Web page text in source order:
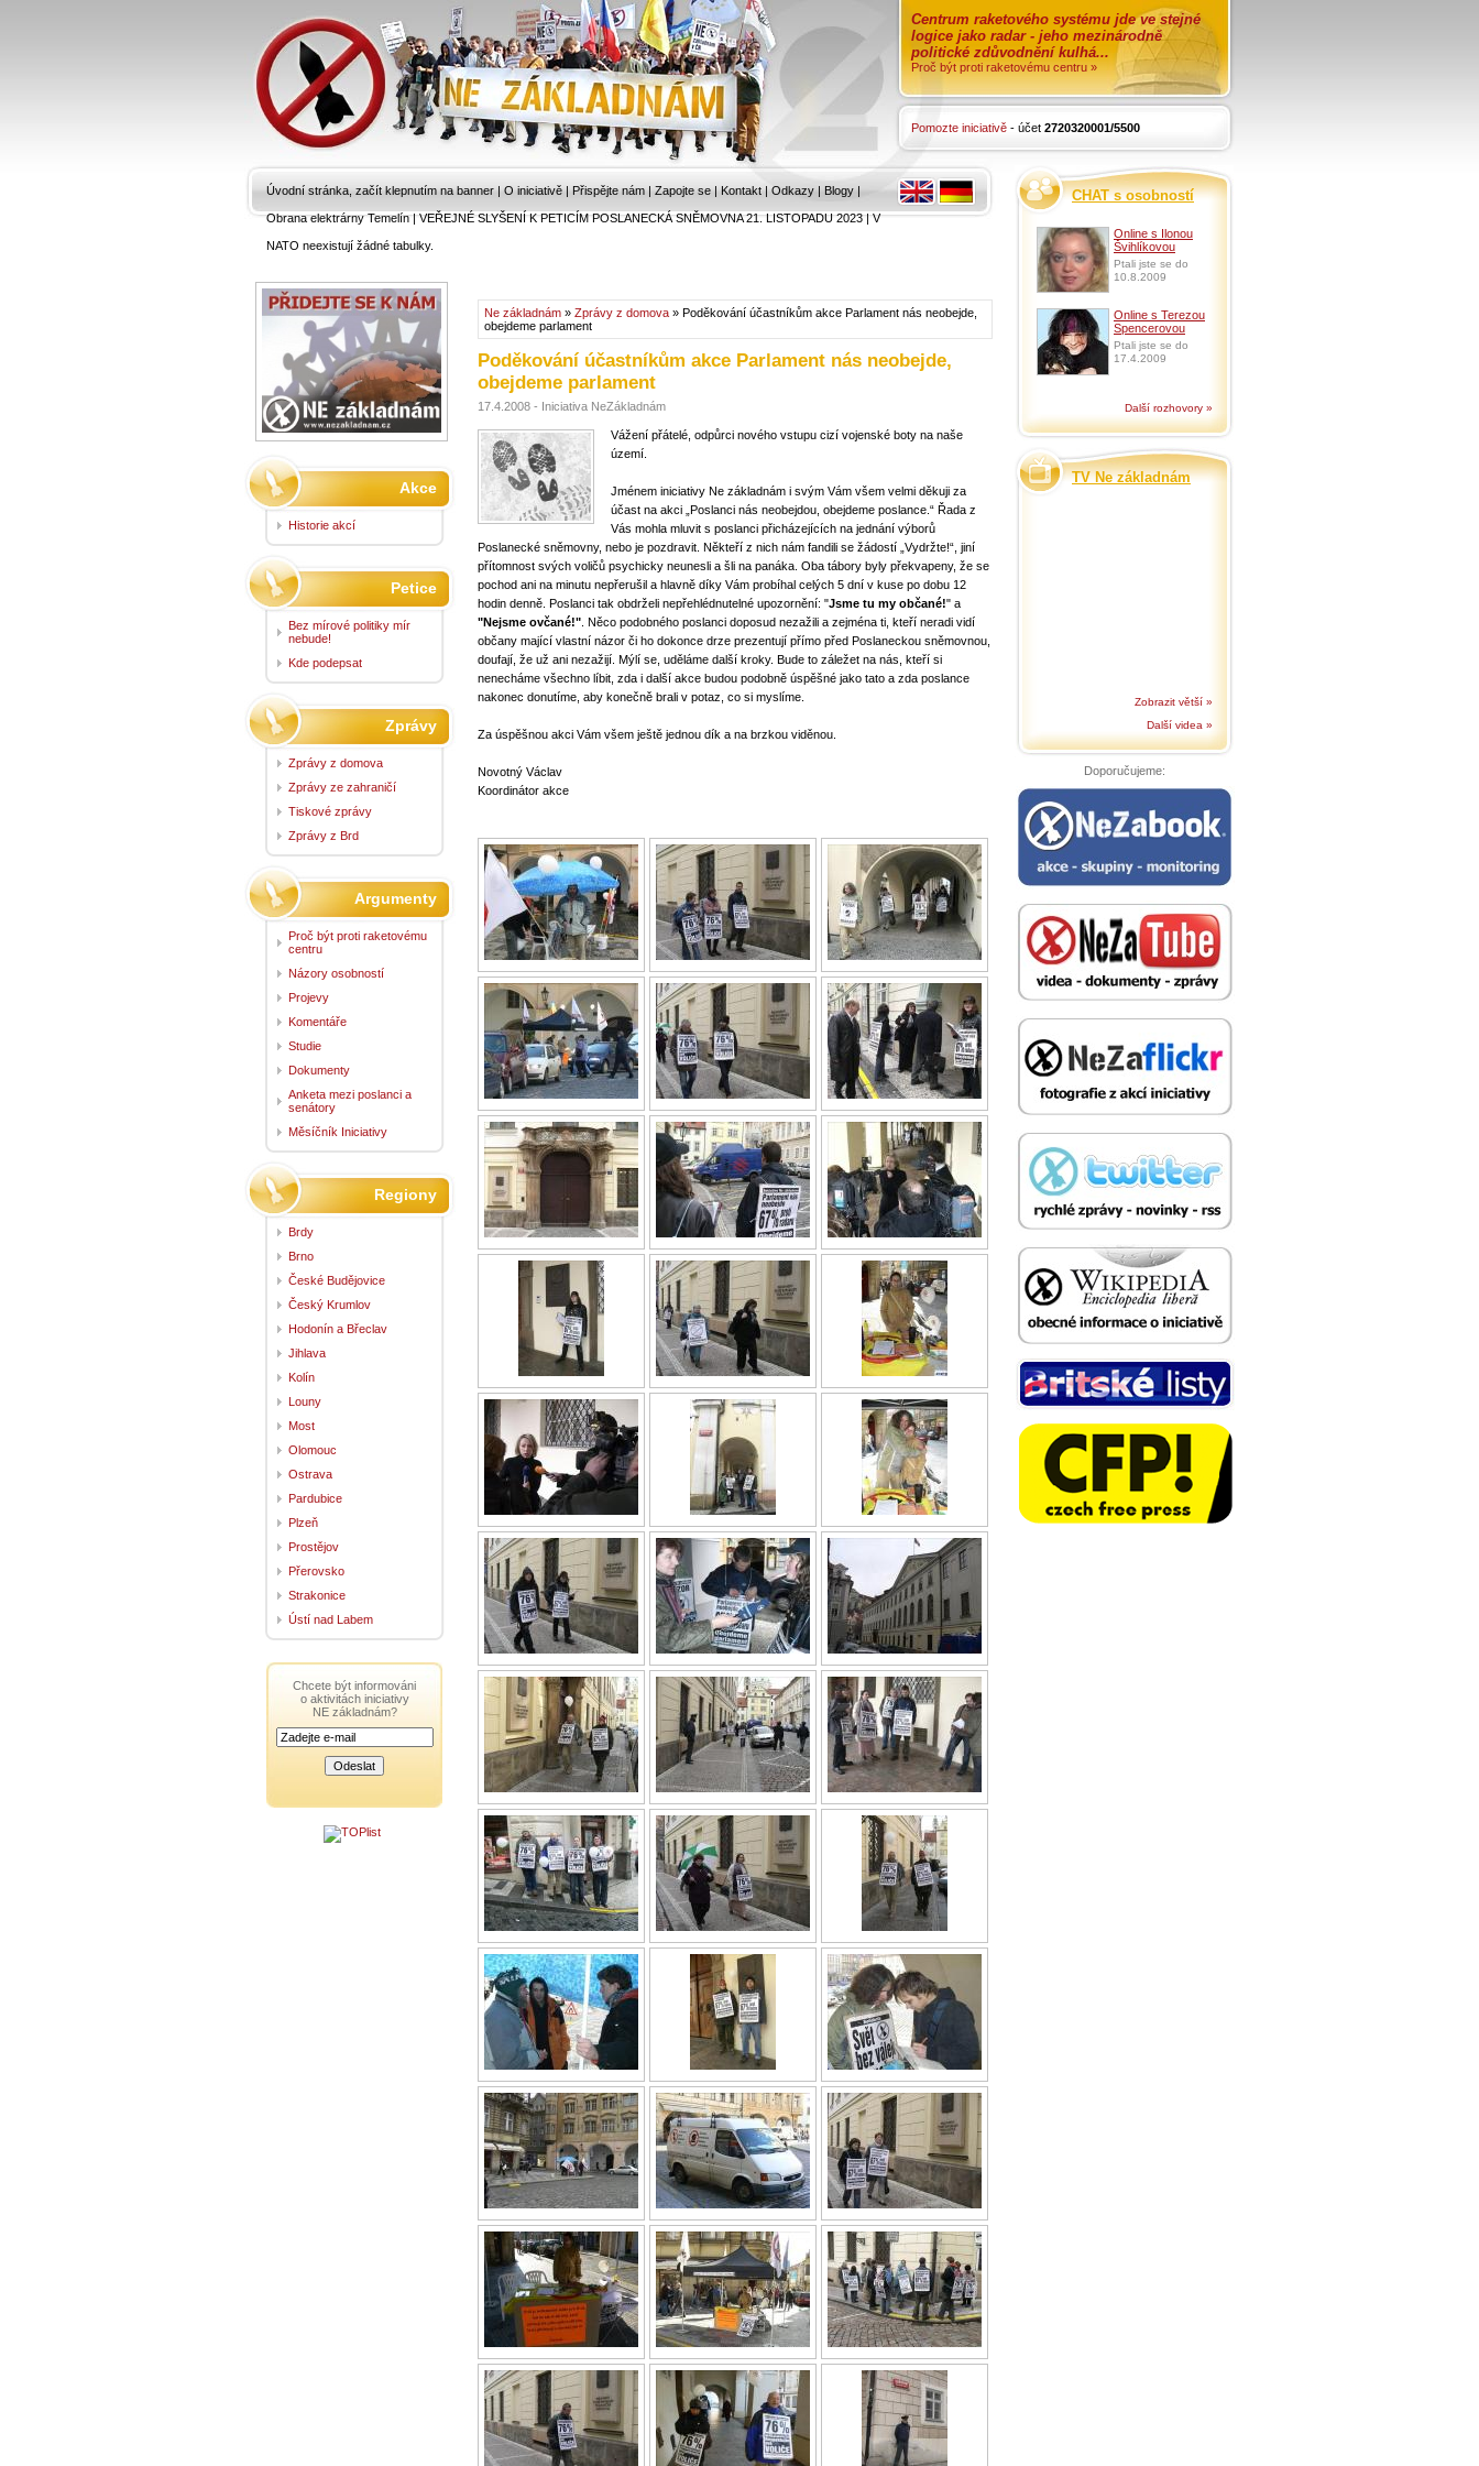
Centrum raketového systému jde ve stejné
logice jako radar - jeho mezinárodně
politické zdůvodnění kulhá...
Proč být proti raketovému centru »
Pomozte iniciativě - účet 2720320001/5500
Úvodní stránka, začít klepnutím na banner | O iniciativě | Přispějte nám | Zapojte se | Kontakt | Odkazy | Blogy |
Obrana elektrárny Temelín|VEŘEJNÉ SLYŠENÍ K PETICÍM POSLANECKÁ SNĚMOVNA 21. LISTOPADU 2023|V
NATO neexistují žádné tabulky.
Ne základnám » Zprávy z domova » Poděkování účastníkům akce Parlament nás neobejde,
obejdeme parlament
Poděkování účastníkům akce Parlament nás neobejde,
obejdeme parlament
17.4.2008 - Iniciativa NeZákladnám
Vážení přátelé, odpůrci nového vstupu cizí vojenské boty na naše
území.
Jménem iniciativy Ne základnám i svým Vám všem velmi děkuji za
účast na akci „Poslanci nás neobejdou, obejdeme poslance.“ Řada z
Vás mohla mluvit s poslanci přicházejících na jednání výborů
Poslanecké sněmovny, nebo je pozdravit. Někteří z nich nám fandili se žádostí „Vydržte!“, jiní
přítomnost svých voličů psychicky neunesli a šli na panáka. Oba tábory byly překvapeny, že se
pochod ani na minutu nepřerušil a hlavně díky Vám probíhal celých 5 dní v kuse po dobu 12
hodin denně. Poslanci tak obdrželi nepřehlédnutelné upozornění: "Jsme tu my občané!" a
"Nejsme ovčané!" . Něco podobného poslanci doposud nezažili a zejména ti, kteří neradi vidí
občany mající vlastní názor či ho dokonce drze prezentují přímo před Poslaneckou sněmovnou,
doufají, že už ani nezažijí. Mýlí se, uděláme další kroky. Bude to záležet na nás, kteří si
nenecháme všechno líbit, zda i další akce budou podobně úspěšné jako tato a zda poslance
nakonec donutíme, aby konečně brali v potaz, co si myslíme.
Za úspěšnou akci Vám všem ještě jednou dík a na brzkou viděnou.
Novotný Václav
Koordinátor akce
Akce
Historie akcí
Petice
Bez mírové politiky mír
nebude!
Kde podepsat
Zprávy
Zprávy z domova
Zprávy ze zahraničí
Tiskové zprávy
Zprávy z Brd
Argumenty
Proč být proti raketovému
centru
Názory osobností
Projevy
Komentáře
Studie
Dokumenty
Anketa mezi poslanci a
senátory
Měsíčník Iniciativy
Regiony
Brdy
Brno
České Budějovice
Český Krumlov
Hodonín a Břeclav
Jihlava
Kolín
Louny
Most
Olomouc
Ostrava
Pardubice
Plzeň
Prostějov
Přerovsko
Strakonice
Ústí nad Labem
Chcete být informováni
o aktivitách iniciativy
NE základnám?
CHAT s osobností
Online s Ilonou
Švihlíkovou
Ptali jste se do
10.8.2009
Online s Terezou
Spencerovou
Ptali jste se do
17.4.2009
Další rozhovory »
TV Ne základnám
Zobrazit větší »
Další videa »
Doporučujeme: